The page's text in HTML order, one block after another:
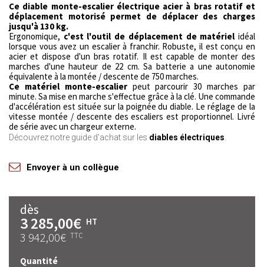
Ce diable monte-escalier électrique acier à bras rotatif et
déplacement motorisé permet de déplacer des charges
jusqu'à 130 kg.
Ergonomique, c'est l'outil de déplacement de matérielidéal
lorsque vous avez un escalier à franchir. Robuste, il est conçu en
acier et dispose d'un bras rotatif. Il est capable de monter des
marches d'une hauteur de 22 cm. Sa batterie a une autonomie
équivalente à la montée / descente de 750 marches.
Ce matériel monte-escalier peut parcourir 30 marches par
minute. Sa mise en marche s'effectue grâce à la clé. Une commande
d'accélération est située sur la poignée du diable. Le réglage de la
vitesse montée / descente des escaliers est proportionnel. Livré
de série avec un chargeur externe.
Découvrez notre guide d'achat sur les diables électriques
Envoyer à un collègue
dès
3 285,00€ HT
3 942,00€ TTC
Quantité